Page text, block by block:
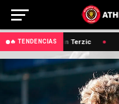
🔥 TENDENCIAS🔥 Edin Terzic